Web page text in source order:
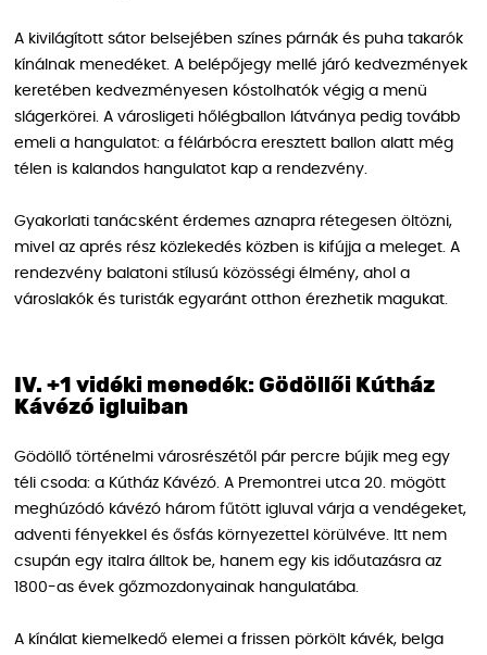
A kivilágított sátor belsejében színes párnák és puha takarók
kínálnak menedéket. A belépőjegy mellé járó kedvezmények
keretében kedvezményesen kóstolhatók végig a menü
slágerkörei. A városligeti hőlégballon látványa pedig tovább
emeli a hangulatot: a félárbócra eresztett ballon alatt még
télen is kalandos hangulatot kap a rendezvény.
Gyakorlati tanácsként érdemes aznapra rétegesen öltözni,
mivel az aprés rész közlekedés közben is kifújja a meleget. A
rendezvény balatoni stílusú közösségi élmény, ahol a
városlakók és turisták egyaránt otthon érezhetik magukat.
IV. +1 vidéki menedék: Gödöllői Kútház
Kávézó igluiban
Gödöllő történelmi városrészétől pár percre bújik meg egy
téli csoda: a Kútház Kávézó. A Premontrei utca 20. mögött
meghúzódó kávézó három fűtött igluval várja a vendégeket,
adventi fényekkel és ősfás környezettel körülvéve. Itt nem
csupán egy italra álltok be, hanem egy kis időutazásra az
1800-as évek gőzmozdonyainak hangulatába.
A kínálat kiemelkedő elemei a frissen pörkölt kávék, belga